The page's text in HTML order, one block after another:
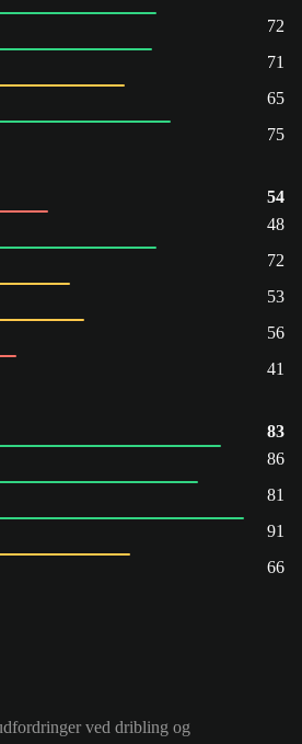
72
71
65
75
54
48
72
53
56
41
83
86
81
91
66
ved dribling og